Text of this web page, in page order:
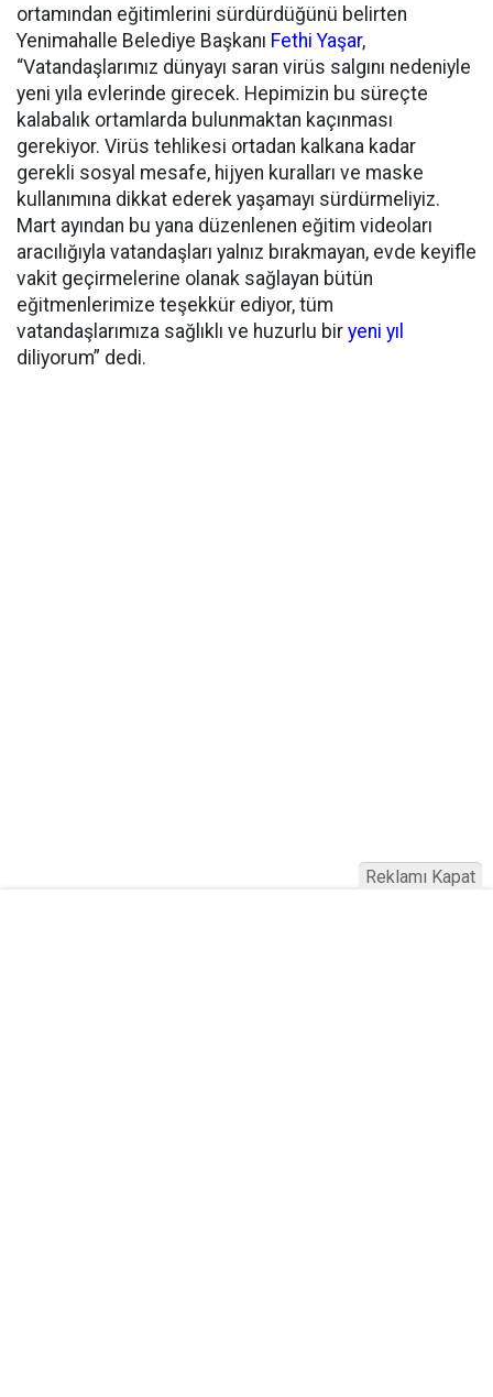
ortamından eğitimlerini sürdürdüğünü belirten
Yenimahalle Belediye Başkanı Fethi Yaşar,
“Vatandaşlarımız dünyayı saran virüs salgını nedeniyle
yeni yıla evlerinde girecek. Hepimizin bu süreçte
kalabalık ortamlarda bulunmaktan kaçınması
gerekiyor. Virüs tehlikesi ortadan kalkana kadar
gerekli sosyal mesafe, hijyen kuralları ve maske
kullanımına dikkat ederek yaşamayı sürdürmeliyiz.
Mart ayından bu yana düzenlenen eğitim videoları
aracılığıyla vatandaşları yalnız bırakmayan, evde keyifle
vakit geçirmelerine olanak sağlayan bütün
eğitmenlerimize teşekkür ediyor, tüm
vatandaşlarımıza sağlıklı ve huzurlu bir yeni yıl
diliyorum” dedi.
Reklamı Kapat